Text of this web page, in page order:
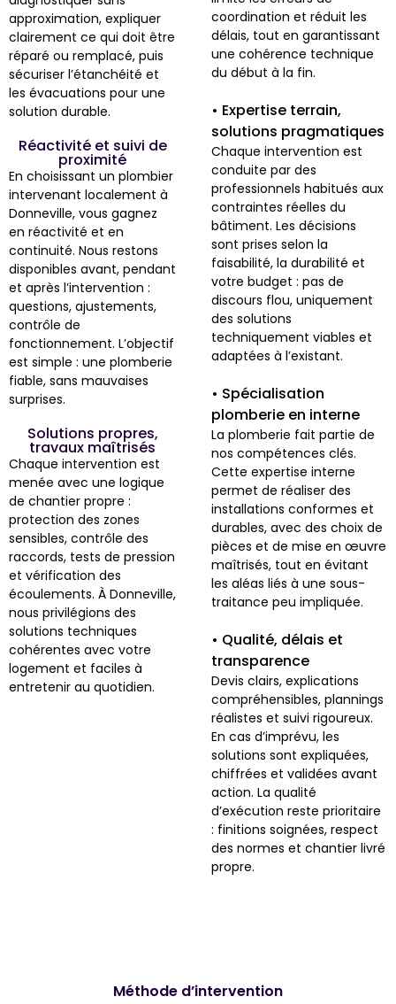
approximation, expliquer
clairement ce qui doit être
réparé ou remplacé, puis
sécuriser l’étanchéité et
les évacuations pour une
solution durable.
Réactivité et suivi de
proximité
En choisissant un plombier
intervenant localement à
Donneville, vous gagnez
en réactivité et en
continuité. Nous restons
disponibles avant, pendant
et après l’intervention :
questions, ajustements,
contrôle de
fonctionnement. L’objectif
est simple : une plomberie
fiable, sans mauvaises
surprises.
Solutions propres,
travaux maîtrisés
Chaque intervention est
menée avec une logique
de chantier propre :
protection des zones
sensibles, contrôle des
raccords, tests de pression
et vérification des
écoulements. À Donneville,
nous privilégions des
solutions techniques
cohérentes avec votre
logement et faciles à
entretenir au quotidien.
coordination et réduit les
délais, tout en garantissant
une cohérence technique
du début à la fin.
• Expertise terrain,
solutions pragmatiques
Chaque intervention est
conduite par des
professionnels habitués aux
contraintes réelles du
bâtiment. Les décisions
sont prises selon la
faisabilité, la durabilité et
votre budget : pas de
discours flou, uniquement
des solutions
techniquement viables et
adaptées à l’existant.
• Spécialisation
plomberie en interne
La plomberie fait partie de
nos compétences clés.
Cette expertise interne
permet de réaliser des
installations conformes et
durables, avec des choix de
pièces et de mise en œuvre
maîtrisés, tout en évitant
les aléas liés à une sous-
traitance peu impliquée.
• Qualité, délais et
transparence
Devis clairs, explications
compréhensibles, plannings
réalistes et suivi rigoureux.
En cas d’imprévu, les
solutions sont expliquées,
chiffrées et validées avant
action. La qualité
d’exécution reste prioritaire
: finitions soignées, respect
des normes et chantier livré
propre.
Méthode d’intervention